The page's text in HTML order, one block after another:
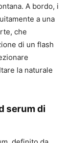
A bordo, i
a una
che
di un flash
la naturale
serum di